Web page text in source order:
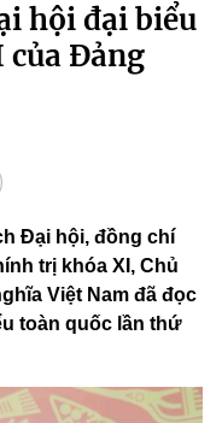
hội đại biểu
của Đảng
Đại hội, đồng chí
trị khóa XI, Chủ
Việt Nam đã đọc
toàn quốc lần thứ